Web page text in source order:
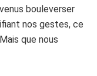
bouleverser
nos gestes, ce
que nous